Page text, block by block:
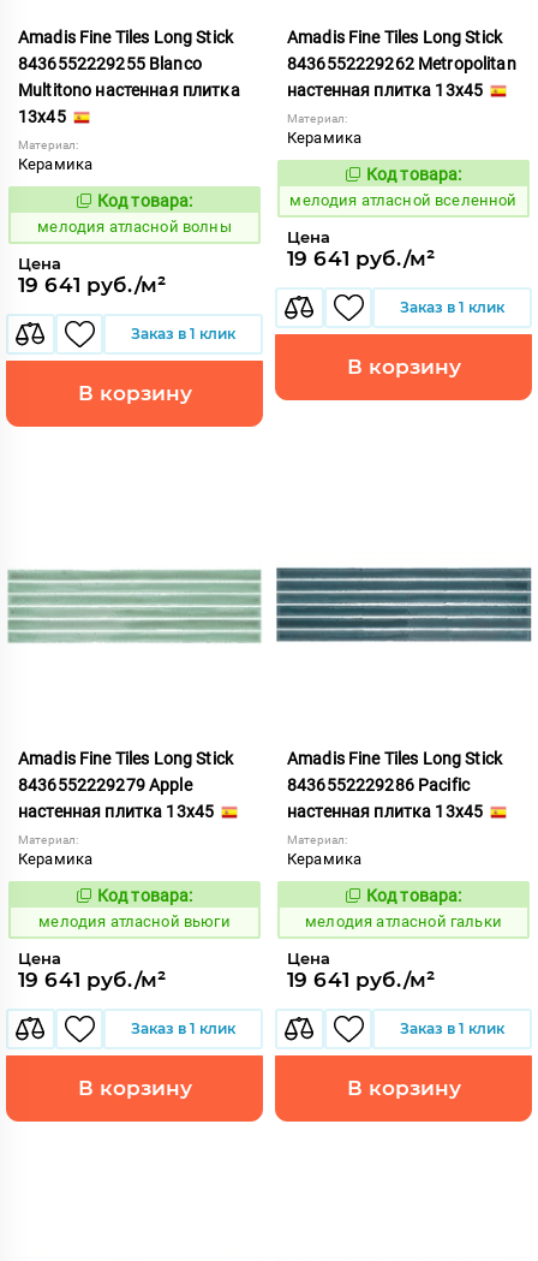
Amadis Fine Tiles Long Stick
8436552229255 Blanco
Multitono настенная плитка
13x45
Материал:
Керамика
968012
Код товара:
мелодия атласной волны
Цена
19 641 руб./м²
Заказ в 1 клик
В корзину
Amadis Fine Tiles Long Stick
8436552229262 Metropolitan
настенная плитка 13x45
Материал:
Керамика
968013
Код товара:
мелодия атласной вселенной
Цена
19 641 руб./м²
Заказ в 1 клик
В корзину
Amadis Fine Tiles Long Stick
8436552229279 Apple
настенная плитка 13x45
Материал:
Керамика
968014
Код товара:
мелодия атласной вьюги
Цена
19 641 руб./м²
Заказ в 1 клик
В корзину
Amadis Fine Tiles Long Stick
8436552229286 Pacific
настенная плитка 13x45
Материал:
Керамика
968015
Код товара:
мелодия атласной гальки
Цена
19 641 руб./м²
Заказ в 1 клик
В корзину